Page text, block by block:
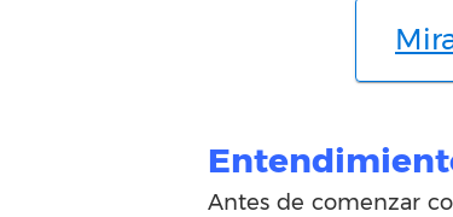
Antes de comenzar